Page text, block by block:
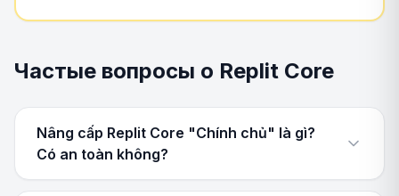
Частые вопросы о Replit Core
Nâng cấp Replit Core "Chính chủ" là gì?
Có an toàn không?